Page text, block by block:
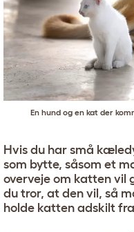
En hund og en kat der
Hvis du har små
som bytte, såsom et
overveje om katten vil
du tror, at den vil, så
holde katten adskilt